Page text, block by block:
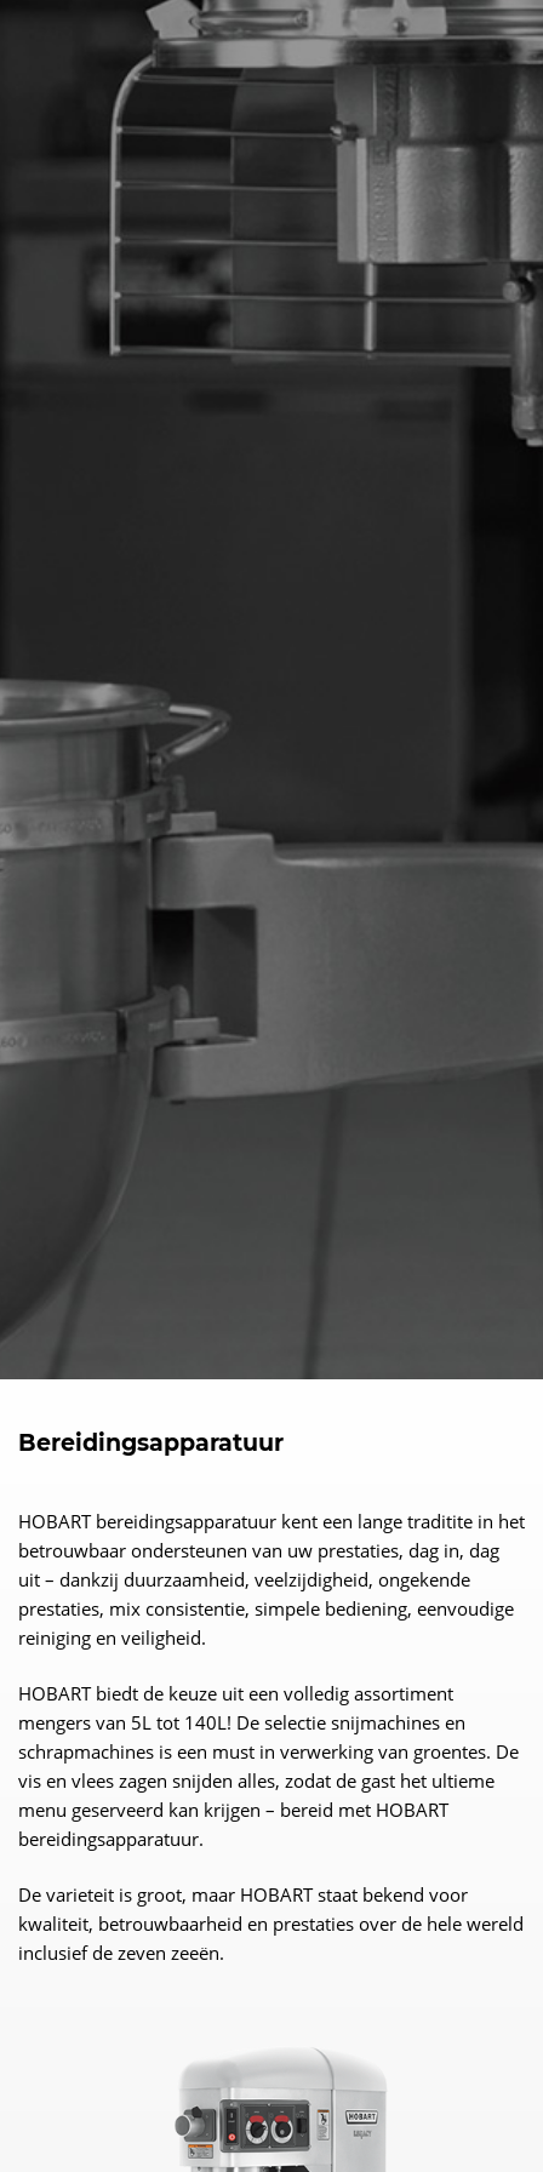
Bereidingsapparatuur
HOBART bereidingsapparatuur kent een lange traditite in het
betrouwbaar ondersteunen van uw prestaties, dag in, dag
uit – dankzij duurzaamheid, veelzijdigheid, ongekende
prestaties, mix consistentie, simpele bediening, eenvoudige
reiniging en veiligheid.
HOBART biedt de keuze uit een volledig assortiment
mengers van 5L tot 140L! De selectie snijmachines en
schrapmachines is een must in verwerking van groentes. De
vis en vlees zagen snijden alles, zodat de gast het ultieme
menu geserveerd kan krijgen – bereid met HOBART
bereidingsapparatuur.
De varieteit is groot, maar HOBART staat bekend voor
kwaliteit, betrouwbaarheid en prestaties over de hele wereld
inclusief de zeven zeeën.